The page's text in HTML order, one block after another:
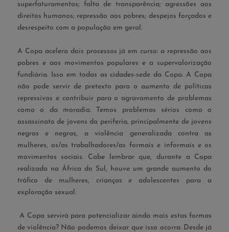
superfaturamentos; falta de transparência; agressões aos
direitos humanos; repressão aos pobres; despejos forçados e
desrespeito com a população em geral.
A Copa acelera dois processos já em curso: a repressão aos
pobres e aos movimentos populares e a supervalorização
fundiária. Isso em todas as cidades-sede da Copa. A Copa
não pode servir de pretexto para o aumento de políticas
repressivas e contribuir para o agravamento de problemas
como o da moradia. Temos problemas sérios como o
assassinato de jovens da periferia, principalmente de jovens
negros e negras, a violência generalizada contra as
mulheres, os/as trabalhadores/as formais e informais e os
movimentos sociais. Cabe lembrar que, durante a Copa
realizada na África do Sul, houve um grande aumento do
tráfico de mulheres, crianças e adolescentes para a
exploração sexual.
A Copa servirá para potencializar ainda mais estas formas
de violência? Não podemos deixar que isso ocorra. Desde já